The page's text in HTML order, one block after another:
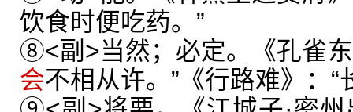
饮食时便吃药。”
⑧<副>当然；必定。《孔雀
会不相从许。”《行路难》：“